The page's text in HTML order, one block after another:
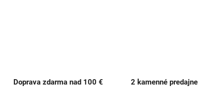
Doprava zdarma nad 100 € 2 kamenné predajne